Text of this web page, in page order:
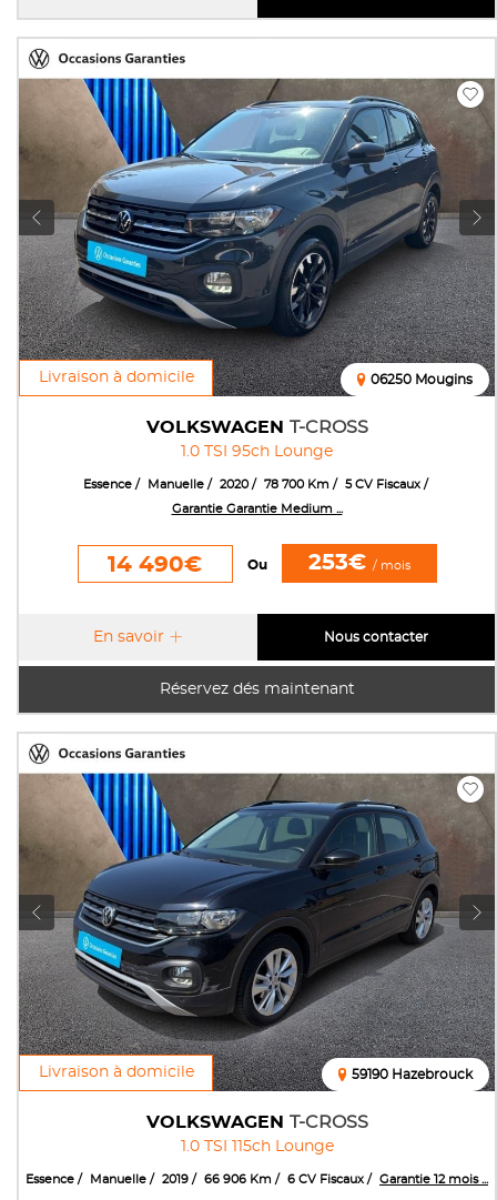
Livraison à domicile
VOLKSWAGEN T-CROSS
1.0 TSI 95ch Lounge
06250 Mougins
Essence Manuelle 2020 78 700 Km
5 CV Fiscaux
Garantie Garantie Medium ...
14 490€ Ou 253€ / mois
Réservez dés maintenant
En savoir Nous contacter
Livraison à domicile
VOLKSWAGEN T-CROSS
1.0 TSI 115ch Lounge
59190 Hazebrouck
Essence Manuelle 2019 66 906 Km 6 CV Fiscaux Garantie 12 mois ...